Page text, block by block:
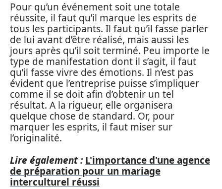
Pour qu’un événement soit une totale
réussite, il faut qu’il marque les esprits de
tous les participants. Il faut qu’il fasse parler
de lui avant d’être réalisé, mais aussi les
jours après qu’il soit terminé. Peu importe le
type de manifestation dont il s’agit, il faut
qu’il fasse vivre des émotions. Il n’est pas
évident que l’entreprise puisse s’impliquer
comme il se doit afin d’obtenir un tel
résultat. A la rigueur, elle organisera
quelque chose de standard. Or, pour
marquer les esprits, il faut miser sur
l’originalité.
Lire également : L'importance d'une agence
de préparation pour un mariage
interculturel réussi